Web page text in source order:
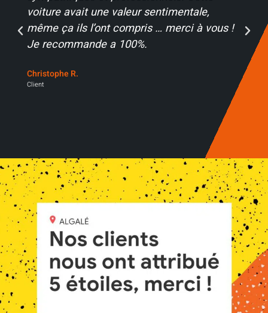
voiture avait une valeur sentimentale,
même ça ils l’ont compris … merci à vous !
Je recommande a 100%.
Christophe R.
Client